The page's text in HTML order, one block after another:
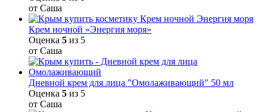
от Саша
Крем ночной «Энергия моря»
Оценка 5 из 5
от Саша
Дневной крем для лица "Омолаживающий" 50 мл
Оценка 5 из 5
от Саша